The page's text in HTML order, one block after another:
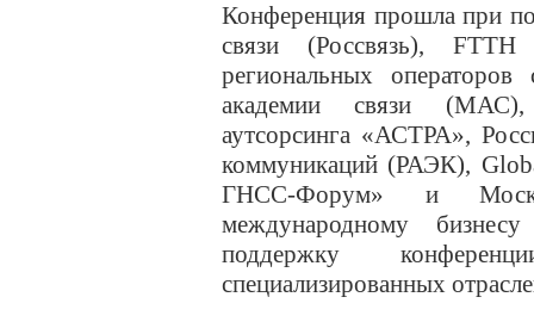
Конференция прошла при
связи (Россвязь),
региональных
академии связи (МАС),
аутсорсинга «АСТРА»,
коммуникаций (РАЭК),
ГНСС-Форум» и
международному
поддержку
специализированных